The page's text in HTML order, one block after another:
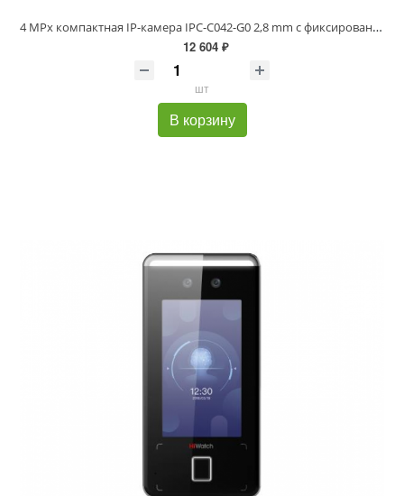
4 MPx компактная IP-камера IPC-C042-G0 2,8 mm с фиксированным объективом и EXIR-подсветкой до 10м
12 604 ₽
шт
В корзину